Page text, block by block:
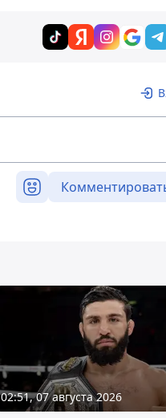
02:51, 07 августа 2026